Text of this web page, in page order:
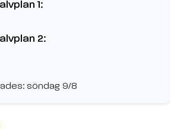
1:
2:
söndag 9/8